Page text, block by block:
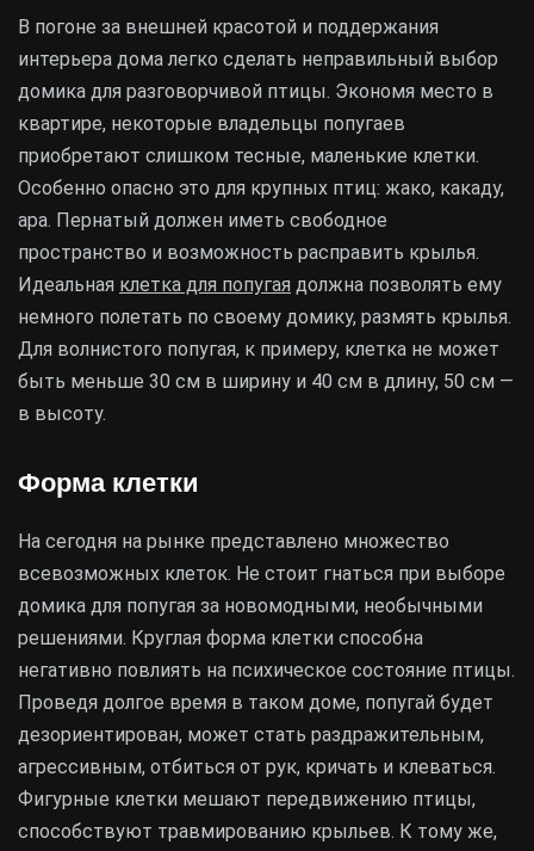
В погоне за внешней красотой и поддержания
интерьера дома легко сделать неправильный выбор
домика для разговорчивой птицы. Экономя место в
квартире, некоторые владельцы попугаев
приобретают слишком тесные, маленькие клетки.
Особенно опасно это для крупных птиц: жако, какаду,
ара. Пернатый должен иметь свободное
пространство и возможность расправить крылья.
Идеальная клетка для попугая должна позволять ему
немного полетать по своему домику, размять крылья.
Для волнистого попугая, к примеру, клетка не может
быть меньше 30 см в ширину и 40 см в длину, 50 см —
в высоту.
Форма клетки
На сегодня на рынке представлено множество
всевозможных клеток. Не стоит гнаться при выборе
домика для попугая за новомодными, необычными
решениями. Круглая форма клетки способна
негативно повлиять на психическое состояние птицы.
Проведя долгое время в таком доме, попугай будет
дезориентирован, может стать раздражительным,
агрессивным, отбиться от рук, кричать и клеваться.
Фигурные клетки мешают передвижению птицы,
способствуют травмированию крыльев. К тому же,